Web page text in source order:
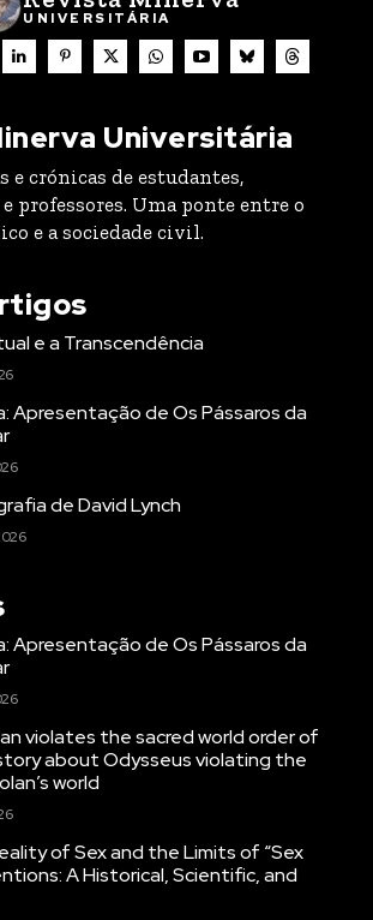
UNIVERSITÁRIA
Universitária
e crónicas de estudantes,
professores. Uma ponte entre o
e a sociedade civil.
e a Transcendência
Apresentação de Os Pássaros da
de David Lynch
Apresentação de Os Pássaros da
violates the sacred world order of
about Odysseus violating the
world
of Sex and the Limits of “Sex
A Historical, Scientific, and